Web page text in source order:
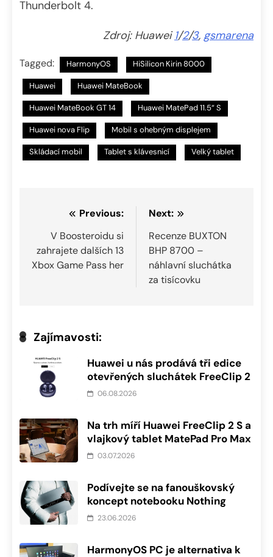
Thunderbolt 4.
Zdroj: Huawei1/2/3, gsmarena
Tagged: HarmonyOS HiSilicon Kirin 8000
Huawei Huawei MateBook
Huawei MateBook GT 14 Huawei MatePad 11.5“ S
Huawei nova Flip Mobil s ohebným displejem
Skládací mobil Tablet s klávesnicí Velký tablet
Navigace
pro
příspěvek
Previous:
V Boosteroidu si
zahrajete dalších 13
Xbox Game Pass her
Next:
Recenze BUXTON
BHP 8700 –
náhlavní sluchátka
za tisícovku
Zajímavosti:
Huawei u nás prodává tři edice
otevřených sluchátek FreeClip 2
06.08.2026
Na trh míří Huawei FreeClip 2 S a
vlajkový tablet MatePad Pro Max
03.07.2026
Podívejte se na fanouškovský
koncept notebooku Nothing
23.06.2026
HarmonyOS PC je alternativa k